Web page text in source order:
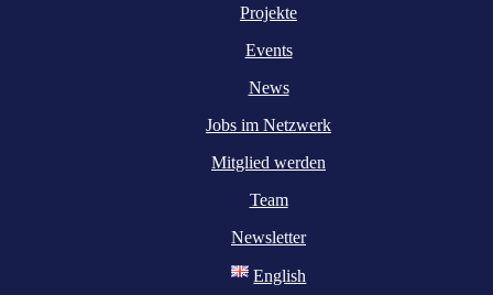
Projekte
Events
News
Jobs im Netzwerk
Mitglied werden
Team
Newsletter
English